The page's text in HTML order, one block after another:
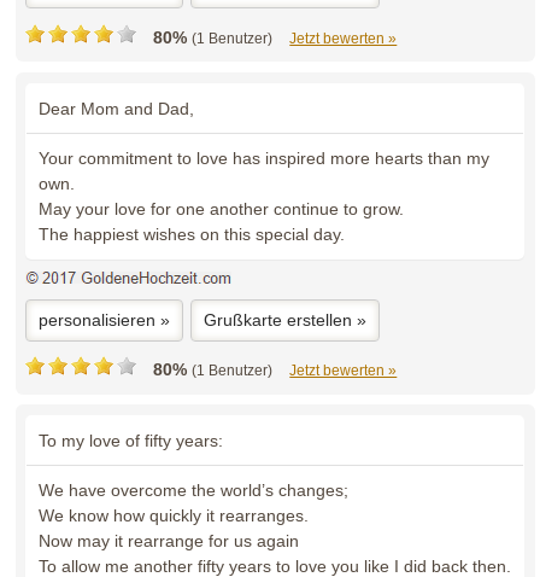
80% (1 Benutzer) Jetzt bewerten »
Dear Mom and Dad,
Your commitment to love has inspired more hearts than my
own.
May your love for one another continue to grow.
The happiest wishes on this special day.
personalisieren » Grußkarte erstellen »
80% (1 Benutzer) Jetzt bewerten »
To my love of fifty years:
We have overcome the world’s changes;
We know how quickly it rearranges.
Now may it rearrange for us again
To allow me another fifty years to love you like I did back then.